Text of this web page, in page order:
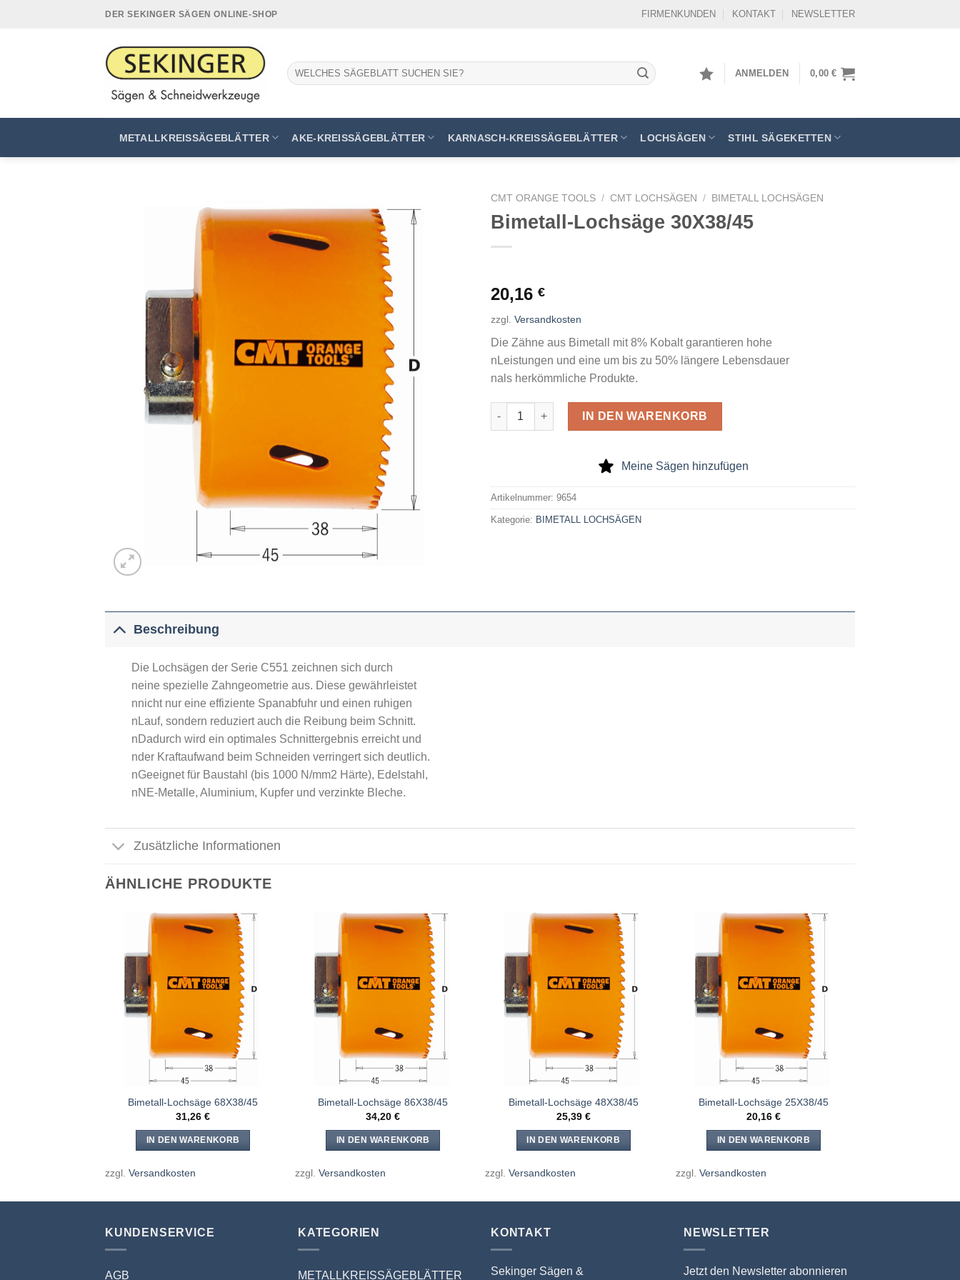
DER SEKINGER SÄGEN ONLINE-SHOP FIRMENKUNDEN KONTAKT NEWSLETTER
Suchen
nach:
ANMELDEN 0,00€
METALLKREISSÄGEBLÄTTER AKE-KREISSÄGEBLÄTTER KARNASCH-KREISSÄGEBLÄTTER LOCHSÄGEN STIHL SÄGEKETTEN
CMT ORANGE TOOLS / CMT LOCHSÄGEN / BIMETALL LOCHSÄGEN
Bimetall-Lochsäge 30X38/45
20,16 €
zzgl. Versandkosten
Die Zähne aus Bimetall mit 8% Kobalt garantieren hohe
nLeistungen und eine um bis zu 50% längere Lebensdauer
nals herkömmliche Produkte.
Bimetall-Lochsäge 30X38/45 Menge
IN DEN WARENKORB
Meine Sägen hinzufügen
Artikelnummer: 9654
Kategorie: BIMETALL LOCHSÄGEN
Beschreibung
Die Lochsägen der Serie C551 zeichnen sich durch
neine spezielle Zahngeometrie aus. Diese gewährleistet
nnicht nur eine effiziente Spanabfuhr und einen ruhigen
nLauf, sondern reduziert auch die Reibung beim Schnitt.
nDadurch wird ein optimales Schnittergebnis erreicht und
nder Kraftaufwand beim Schneiden verringert sich deutlich.
nGeeignet für Baustahl (bis 1000 N/mm2 Härte), Edelstahl,
nNE-Metalle, Aluminium, Kupfer und verzinkte Bleche.
Zusätzliche Informationen
ÄHNLICHE PRODUKTE
Meine
Sägen
hinzufügen
Bimetall-Lochsäge 68X38/45
31,26€
IN DEN WARENKORB
zzgl. Versandkosten
Meine
Sägen
hinzufügen
Bimetall-Lochsäge 86X38/45
34,20€
IN DEN WARENKORB
zzgl.Versandkosten
Meine
Sägen
hinzufügen
Bimetall-Lochsäge 48X38/45
25,39 €
IN DEN WARENKORB
zzgl.Versandkosten
Meine
Sägen
hinzufügen
Bimetall-Lochsäge 25X38/45
20,16 €
IN DEN WARENKORB
zzgl. Versandkosten
KUNDENSERVICE
AGB
KATEGORIEN
METALLKREISSÄGEBLÄTTER
KONTAKT
Sekinger Sägen &
NEWSLETTER
Jetzt den Newsletter abonnieren